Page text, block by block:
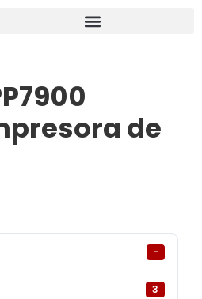
de
-
3